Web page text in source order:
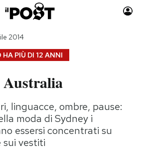
Moda
Consumismi
Storie/Idee
Ok Boomer!
PIÙ DI 12 ANNI
2014
linguacce, ombre, pause:
moda di Sydney i
essersi concentrati su
vestiti